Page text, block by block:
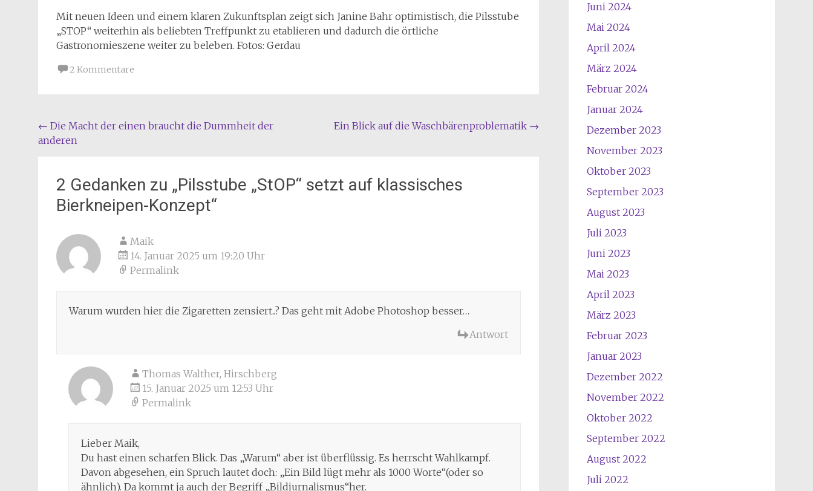
Mit neuen Ideen und einem klaren Zukunftsplan zeigt sich Janine Bahr optimistisch, die Pilsstube
„STOP“ weiterhin als beliebten Treffpunkt zu etablieren und dadurch die örtliche
Gastronomieszene weiter zu beleben. Fotos: Gerdau
2 Kommentare
Beitragsnavigation
← Die Macht der einen braucht die Dummheit der
anderen
Ein Blick auf die Waschbärenproblematik →
2 Gedanken zu „Pilsstube „StOP“ setzt auf klassisches
Bierkneipen-Konzept“
Maik
14. Januar 2025 um 19:20 Uhr
Permalink
Warum wurden hier die Zigaretten zensiert..? Das geht mit Adobe Photoshop besser…
Antwort
Thomas Walther, Hirschberg
15. Januar 2025 um 12:53 Uhr
Permalink
Lieber Maik,
Du hast einen scharfen Blick. Das „Warum“ aber ist überflüssig. Es herrscht Wahlkampf.
Davon abgesehen, ein Spruch lautet doch: „Ein Bild lügt mehr als 1000 Worte“(oder so
ähnlich). Da kommt ja auch der Begriff „Bildjurnalismus“her.
Juni 2024
Mai 2024
April 2024
März 2024
Februar 2024
Januar 2024
Dezember 2023
November 2023
Oktober 2023
September 2023
August 2023
Juli 2023
Juni 2023
Mai 2023
April 2023
März 2023
Februar 2023
Januar 2023
Dezember 2022
November 2022
Oktober 2022
September 2022
August 2022
Juli 2022